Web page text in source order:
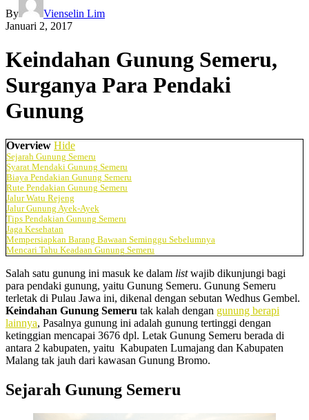
By
Vienselin Lim
Januari 2, 2017
Keindahan Gunung Semeru,
Surganya Para Pendaki
Gunung
Overview Hide
Sejarah Gunung Semeru
Syarat Mendaki Gunung Semeru
Biaya Pendakian Gunung Semeru
Rute Pendakian Gunung Semeru
Jalur Watu Rejeng
Jalur Gunung Ayek-Ayek
Tips Pendakian Gunung Semeru
Jaga Kesehatan
Mempersiapkan Barang Bawaan Seminggu Sebelumnya
Mencari Tahu Keadaan Gunung Semeru
Salah satu gunung ini masuk ke dalam listwajib dikunjungi bagi
para pendaki gunung, yaitu Gunung Semeru. Gunung Semeru
terletak di Pulau Jawa ini, dikenal dengan sebutan Wedhus Gembel.
Keindahan Gunung Semeru tak kalah dengan gunung berapi
lainnya, Pasalnya gunung ini adalah gunung tertinggi dengan
ketinggian mencapai 3676 dpl. Letak Gunung Semeru berada di
antara 2 kabupaten, yaitu Kabupaten Lumajang dan Kabupaten
Malang tak jauh dari kawasan Gunung Bromo.
Sejarah Gunung Semeru